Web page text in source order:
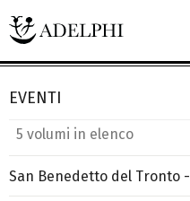
EVENTI
5 volumi in elenco
San Benedetto del Tronto -